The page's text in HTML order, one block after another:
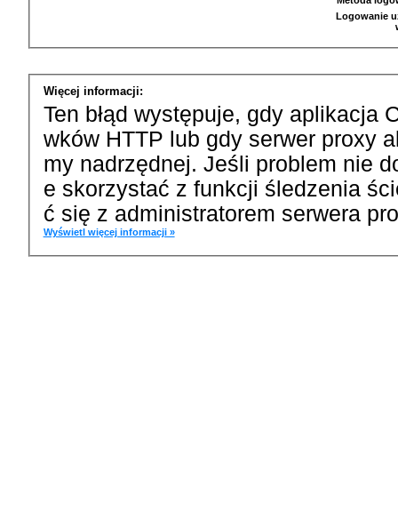
Logowanie
Więcej informacji:
Ten błąd występuje, gdy aplikacja
wków HTTP lub gdy serwer proxy
my nadrzędnej. Jeśli problem nie
e skorzystać z funkcji śledzenia
ć się z administratorem serwera
Wyświetl więcej informacji »